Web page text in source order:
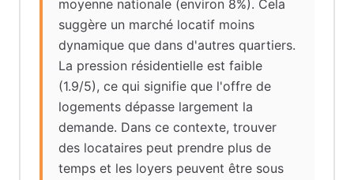
moyenne nationale (environ 8%). Cela
suggère un marché locatif moins
dynamique que dans d'autres quartiers.
La pression résidentielle est faible
(1.9/5), ce qui signifie que l'offre de
logements dépasse largement la
demande. Dans ce contexte, trouver
des locataires peut prendre plus de
temps et les loyers peuvent être sous